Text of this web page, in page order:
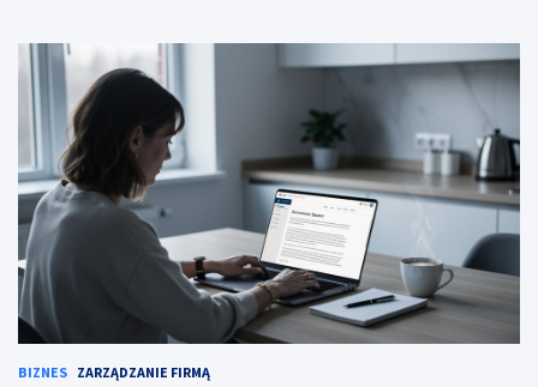
BIZNES ZARZĄDZANIE FIRMĄ